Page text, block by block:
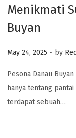
Menikmati
Buyan
Posted on
May 24, 2025 . by
Pesona Danau
hanya tentang
terdapat sebuah…